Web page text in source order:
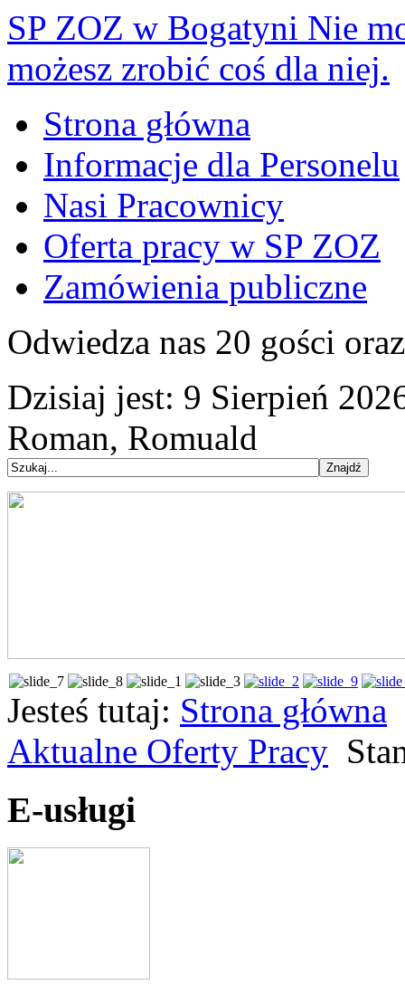
SP ZOZ w Bogatyni Nie
możesz zrobić coś dla niej.
Strona główna
Informacje dla Personelu
Nasi Pracownicy
Oferta pracy w SP ZOZ
Zamówienia publiczne
Odwiedza nas 20 gości
Dzisiaj jest: 9 Sierpień
Roman, Romuald
Jesteś tutaj: Strona główna
Aktualne Oferty Pracy
E-usługi